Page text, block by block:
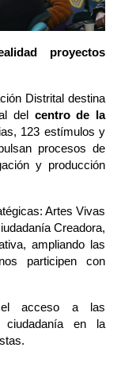
proyectos
En la primera fase de 2026, la Administración Distrital destina
del centro de la
123 estímulos y
procesos de
y producción
Artes Vivas
Creadora,
ampliando las
participen con
el acceso a las
en la